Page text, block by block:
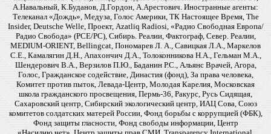
А.Навальный, К.Буданов, Д.Гордон, А.Арестович. Иностранные агенты:
Телеканал «Дождь», Медуза, Голос Америки, ТК Настоящее Время, The
Insider, Deutsche Welle, Проект, Azatliq Radiosi, «Радио Свободная Европа/
Радио Свобода» (PCE/PC), Сибирь. Реалии, Фактограф, Север. Реалии,
MEDIUM-ORIENT, Bellingcat, Пономарев Л. А., Савицкая Л.А., Маркелов
С.Е., Камалягин Д.Н., Апахончич Д.А., Толоконникова Н.А., Гельман М.А.,
Шендерович В.А., Верзилов П.Ю., Баданин Р.С., Альянс Врачей, Агора,
Голос, Гражданское содействие, Династия (фонд), За права человека,
Комитет против пыток, Левада-Центр, Молодая Карелия, Московская
школа гражданского просвещения, Пермь-36, Ракурс, Русь Сидящая,
Сахаровский центр, Сибирский экологический центр, ИАЦ Сова, Союз
комитетов солдатских матерей России, Фонд борьбы с коррупцией (ФБК),
Фонд защиты гласности, Фонд свободы информации, Центр